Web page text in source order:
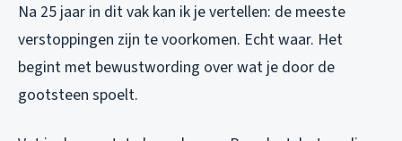
Na 25 jaar in dit vak kan ik je vertellen: de meeste
verstoppingen zijn te voorkomen. Echt waar. Het
begint met bewustwording over wat je door de
gootsteen spoelt.